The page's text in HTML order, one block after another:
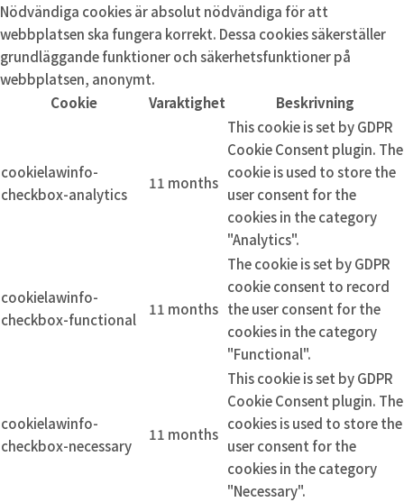
Nödvändiga cookies är absolut nödvändiga för att
webbplatsen ska fungera korrekt. Dessa cookies säkerställer
grundläggande funktioner och säkerhetsfunktioner på
webbplatsen, anonymt.
Cookie
Varaktighet Beskrivning
cookielawinfo-
checkbox-analytics
11 months
This cookie is set by GDPR
Cookie Consent plugin. The
cookie is used to store the
user consent for the
cookies in the category
"Analytics".
cookielawinfo-
checkbox-functional
11 months
The cookie is set by GDPR
cookie consent to record
the user consent for the
cookies in the category
"Functional".
cookielawinfo-
checkbox-necessary
11 months
This cookie is set by GDPR
Cookie Consent plugin. The
cookies is used to store the
user consent for the
cookies in the category
"Necessary".